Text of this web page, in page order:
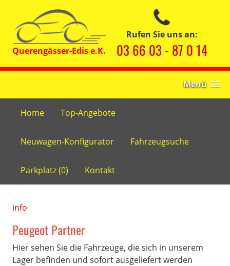
Rufen Sie uns an:
03 66 03 - 87 0 14
Menü
Home Top-Angebote
Neuwagen-Konfigurator Fahrzeugsuche
Parkplatz (0) Kontakt
info
Peugeot Partner
Hier sehen Sie die Fahrzeuge, die sich in unserem
Lager befinden und sofort ausgeliefert werden